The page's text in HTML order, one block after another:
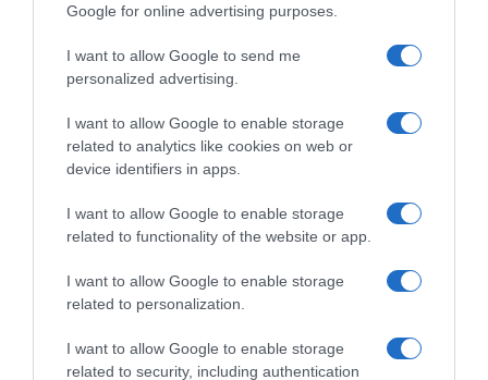
Google for online advertising purposes.
I want to allow Google to send me
personalized advertising.
I want to allow Google to enable storage
related to analytics like cookies on web or
device identifiers in apps.
I want to allow Google to enable storage
related to functionality of the website or app.
I want to allow Google to enable storage
related to personalization.
I want to allow Google to enable storage
related to security, including authentication
ΣΧΟΛΙΑ